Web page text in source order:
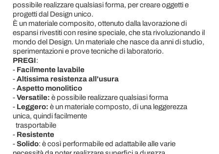
possibile realizzare qualsiasi forma, per creare oggetti e
progetti dal Design unico.
È un materiale composito, ottenuto dalla lavorazione di
espansi rivestiti con resine speciale, che sta rivoluzionando il
mondo del Design. Un materiale che nasce da anni di studio,
sperimentazioni e prove tecniche di laboratorio.
PREGI:
- Facilmente lavabile
-Altissima resistenza all'usura
-Aspetto monolitico
-Versatile: è possibile realizzare qualsiasi forma
- Leggero: è un materiale composto, di una leggerezza
unica, quindi facilmente
trasportabile
- Resistente
-Solido: è così performabile ed adattabile alle varie